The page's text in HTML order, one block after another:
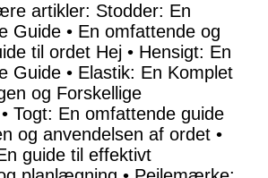
artikler: Stodder: En
Guide • En omfattende og
til ordet Hej • Hensigt: En
Guide • Elastik: En Komplet
og Forskellige
• Togt: En omfattende guide
og anvendelsen af ordet •
guide til effektivt